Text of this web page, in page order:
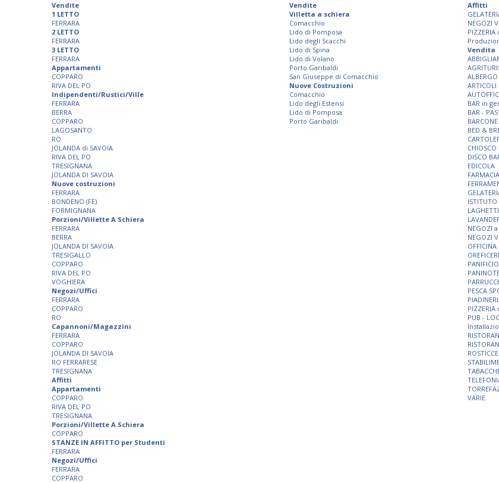
Vendite
1 LETTO
FERRARA
2 LETTO
FERRARA
3 LETTO
FERRARA
Appartamenti
COPPARO
RIVA DEL PO
Indipendenti/Rustici/Ville
FERRARA
BERRA
COPPARO
LAGOSANTO
RO
JOLANDA di SAVOIA
RIVA DEL PO
TRESIGNANA
JOLANDA DI SAVOIA
Nuove costruzioni
FERRARA
BONDENO (FE)
FORMIGNANA
Porzioni/Villette A Schiera
FERRARA
BERRA
JOLANDA DI SAVOIA
TRESIGALLO
COPPARO
RIVA DEL PO
VOGHIERA
Negozi/Uffici
FERRARA
COPPARO
RO
Capannoni/Magazzini
FERRARA
COPPARO
JOLANDA DI SAVOIA
RO FERRARESE
TRESIGNANA
Affitti
Appartamenti
COPPARO
RIVA DEL PO
TRESIGNANA
Porzioni/Villette A Schiera
COPPARO
STANZE IN AFFITTO per Studenti
FERRARA
Negozi/Uffici
FERRARA
COPPARO
Vendite
Villetta a schiera
Comacchio
Lido di Pomposa
Lido degli Scacchi
Lido di Spina
Lido di Volano
Porto Garibaldi
San Giuseppe di Comacchio
Nuove Costruzioni
Comacchio
Lido degli Estensi
Lido di Pomposa
Porto Garibaldi
Affitti
NEGOZI
PIZZERIA
Vendita
ARTICOLI
BAR in
BAR -
BED &
DISCO
EDICOLA
FARMACIA
ISTITUTO
NEGOZI
NEGOZI
PESCA
PIZZERIA
PUB -
VARIE